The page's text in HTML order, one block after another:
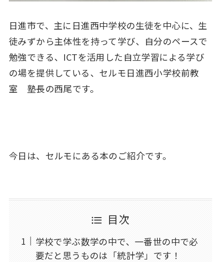
日進市で、主に日進西中学校の生徒を中心に、生
徒みずから主体性を持って学び、自分のペースで
勉強できる、ICTを活用した自立学習による学び
の場を提供している、セルモ日進西小学校前教
室 塾長の西尾です。
今日は、セルモにある本のご紹介です。
目次
学校で学ぶ数学の中で、一番世の中で必
要だと思うものは「統計学」です！